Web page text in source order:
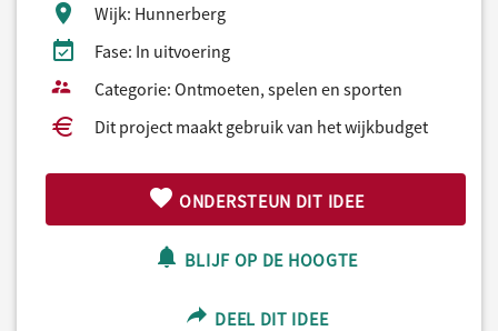
Wijk: Hunnerberg
Fase: In uitvoering
Categorie: Ontmoeten, spelen en sporten
Dit project maakt gebruik van het wijkbudget
ONDERSTEUN DIT IDEE
BLIJF OP DE HOOGTE
DEEL DIT IDEE